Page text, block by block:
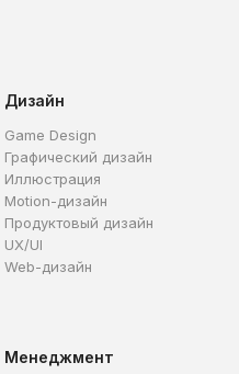
Дизайн
Game Design
Графический дизайн
Иллюстрация
Motion-дизайн
Продуктовый дизайн
UX/UI
Web-дизайн
Менеджмент